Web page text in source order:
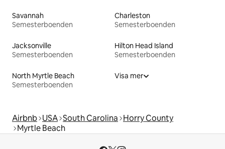
Savannah
Semesterboenden
Charleston
Semesterboenden
Jacksonville
Semesterboenden
Hilton Head Island
Semesterboenden
North Myrtle Beach
Semesterboenden
Visa mer
Airbnb USA South Carolina Horry County
Myrtle Beach